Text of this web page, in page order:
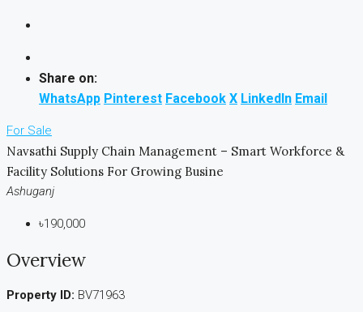
Share on:
WhatsApp Pinterest Facebook X LinkedIn Email
For Sale
Navsathi Supply Chain Management – Smart Workforce &
Facility Solutions For Growing Busine
Ashuganj
৳190,000
Overview
Property ID: BV71963